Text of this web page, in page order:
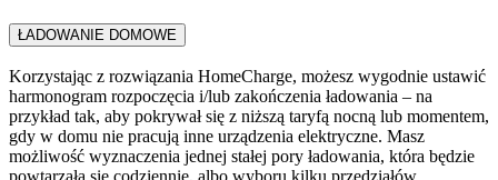
ŁADOWANIE DOMOWE​
Korzystając z rozwiązania HomeCharge, możesz wygodnie ustawić
harmonogram rozpoczęcia i/lub zakończenia ładowania – na
przykład tak, aby pokrywał się z niższą taryfą nocną lub momentem,
gdy w domu nie pracują inne urządzenia elektryczne. Masz
możliwość wyznaczenia jednej stałej pory ładowania, która będzie